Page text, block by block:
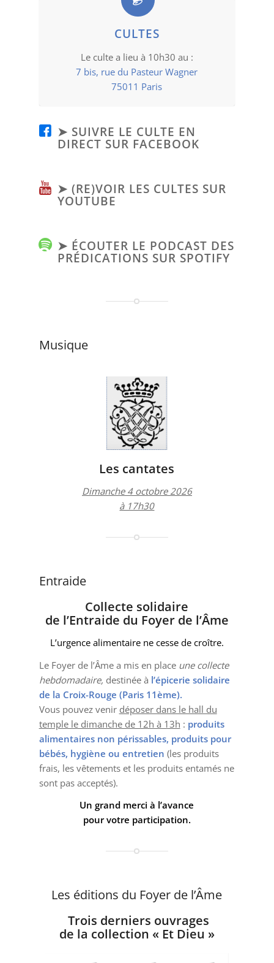
CULTES
Le culte a lieu à 10h30 au :
7 bis, rue du Pasteur Wagner
75011 Paris
➤ SUIVRE LE CULTE EN
DIRECT SUR FACEBOOK
➤ (RE)VOIR LES CULTES SUR
YOUTUBE
➤ ÉCOUTER LE PODCAST DES
PRÉDICATIONS SUR SPOTIFY
Musique
Les cantates
Dimanche 4 octobre 2026
à 17h30
Entraide
Collecte solidaire
de l’Entraide du Foyer de l’Âme
L’urgence alimentaire ne cesse de croître.
Le Foyer de l’Âme a mis en place une collecte
hebdomadaire, destinée à l’épicerie solidaire
de la Croix-Rouge (Paris 11ème).
Vous pouvez venir déposer dans le hall du
temple le dimanche de 12h à 13h : produits
alimentaires non périssables, produits pour
bébés, hygiène ou entretien (les produits
frais, les vêtements et les produits entamés ne
sont pas acceptés).
Un grand merci à l’avance
pour votre participation.
Les éditions du Foyer de l’Âme
Trois derniers ouvrages
de la collection « Et Dieu »